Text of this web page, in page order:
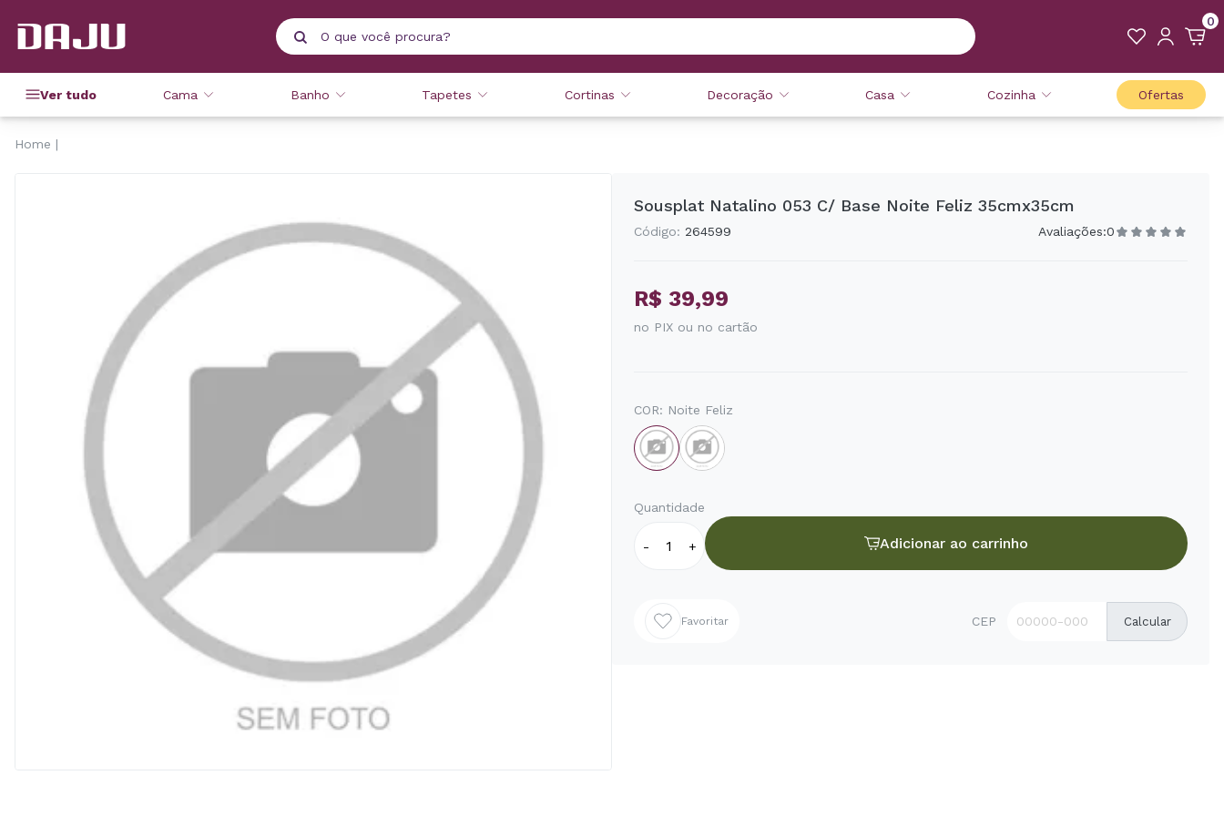
0
Ver tudo Cama Banho Tapetes Cortinas Decoração Casa Cozinha Ofertas
Home
Sousplat Natalino 053 C/ Base Noite Feliz 35cmx35cm
Código: 264599 Avaliações:0
R$ 39,99
no PIX ou no cartão
COR: Noite Feliz
Quantidade
- + Adicionar ao carrinho
Favoritar CEP Calcular